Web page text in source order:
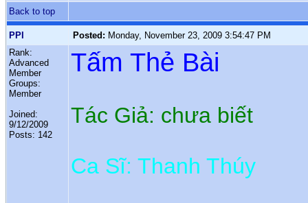
Back to top
PPI Posted: Monday, November 23, 2009 3:54:47 PM
Rank:
Advanced
Member
Groups:
Member
Joined:
9/12/2009
Posts: 142
Tấm Thẻ Bài
Tác Giả: chưa biết
Ca Sĩ: Thanh Thúy